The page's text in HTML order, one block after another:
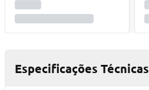
Especificações Técnicas